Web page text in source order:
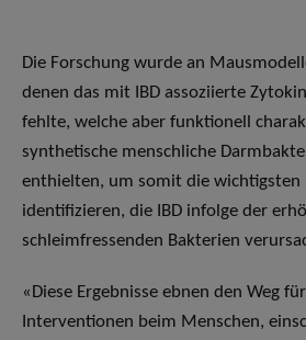
Die Forschung wurde an
denen das mit IBD assoziierte
fehlte, welche aber funktionell
synthetische menschliche
enthielten, um somit die wichtigsten
identifizieren, die IBD infolge der
schleimfressenden Bakterien
«Diese Ergebnisse ebnen den Weg
Interventionen beim Menschen,